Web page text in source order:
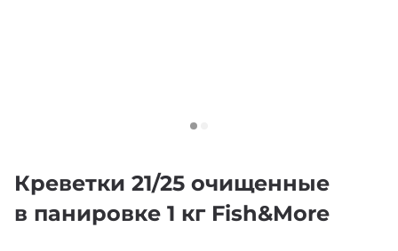
Креветки 21/25 очищенные
в панировке 1 кг Fish&More